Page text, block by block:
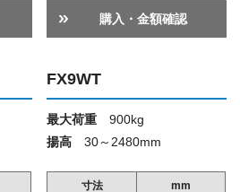
購入・金額確認
FX9WT
最大荷重 900kg
揚高 30～2480mm
寸法 mm